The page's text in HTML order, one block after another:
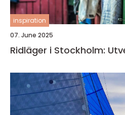
inspiration
07. June 2025
Ridläger i Stockholm: